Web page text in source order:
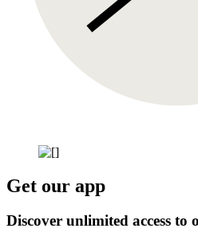
Get our app
Discover unlimited access to